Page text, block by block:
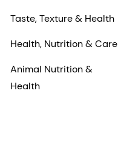
Taste, Texture & Health
Health, Nutrition & Care
Animal Nutrition &
Health